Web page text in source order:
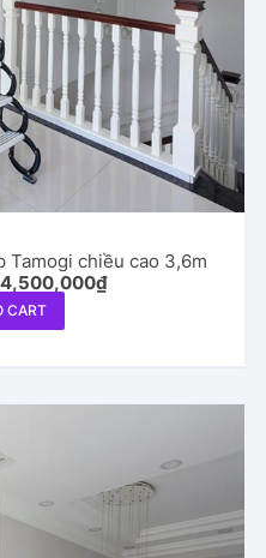
Tamogi chiều cao 3,6m
₫Current
price
CART